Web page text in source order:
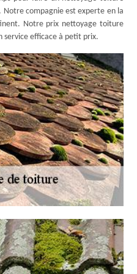
Notre compagnie est experte en la
Notre prix nettoyage toiture
service efficace à petit prix.